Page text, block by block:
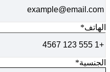
الهاتف*
الجنسية*